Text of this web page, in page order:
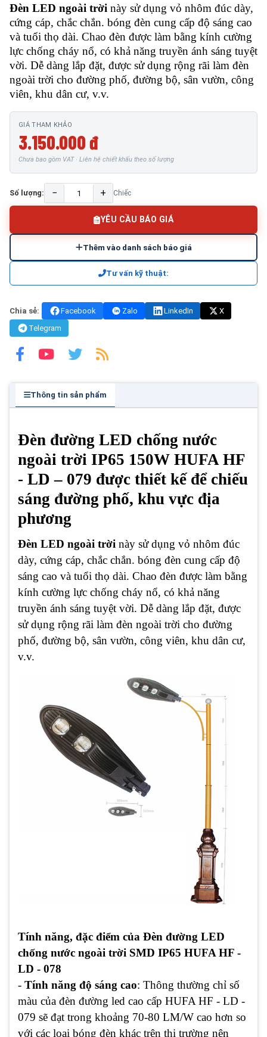
Đèn LED ngoài trời này sử dụng vỏ nhôm đúc dày,
cứng cáp, chắc chắn. bóng đèn cung cấp độ sáng cao
và tuổi thọ dài. Chao đèn được làm bằng kính cường
lực chống cháy nổ, có khả năng truyền ánh sáng tuyệt
vời. Dễ dàng lắp đặt, được sử dụng rộng rãi làm đèn
ngoài trời cho đường phố, đường bộ, sân vườn, công
viên, khu dân cư, v.v.
GIÁ THAM KHẢO
3.150.000 đ
Chưa bao gồm VAT · Liên hệ chiết khấu theo số lượng
Số lượng: − + Chiếc
YÊU CẦU BÁO GIÁ
Thêm vào danh sách báo giá
Tư vấn kỹ thuật:
Chia sẻ: Facebook Zalo LinkedIn
X
Telegram
Thông tin sản phẩm
Đèn đường LED chống nước
ngoài trời IP65 150W HUFA HF
- LD – 079 được thiết kế để chiếu
sáng đường phố, khu vực địa
phương
Đèn LED ngoài trời này sử dụng vỏ nhôm đúc
dày, cứng cáp, chắc chắn. bóng đèn cung cấp độ
sáng cao và tuổi thọ dài. Chao đèn được làm bằng
kính cường lực chống cháy nổ, có khả năng
truyền ánh sáng tuyệt vời. Dễ dàng lắp đặt, được
sử dụng rộng rãi làm đèn ngoài trời cho đường
phố, đường bộ, sân vườn, công viên, khu dân cư,
v.v.
Tính năng, đặc điểm của Đèn đường LED
chống nước ngoài trời SMD IP65 HUFA HF -
LD - 078
- Tính năng độ sáng cao: Thông thường chỉ số
màu của đèn đường led cao cấp HUFA HF - LD -
079 sẽ đạt trong khoảng 70-80 LM/W cao hơn so
với các loại bóng đèn khác trên thị trường nên